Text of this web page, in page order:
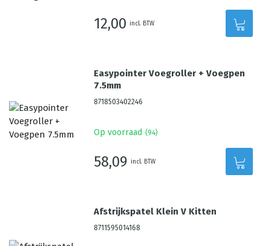
12,00 incl. BTW
Easypointer Voegroller + Voegpen
7.5mm
8718503402246
Op voorraad (94)
58,09 incl. BTW
Afstrijkspatel Klein V Kitten
8711595014168